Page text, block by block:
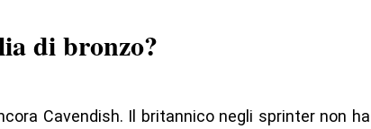
di bronzo?
Cavendish. Il britannico negli sprinter non ha